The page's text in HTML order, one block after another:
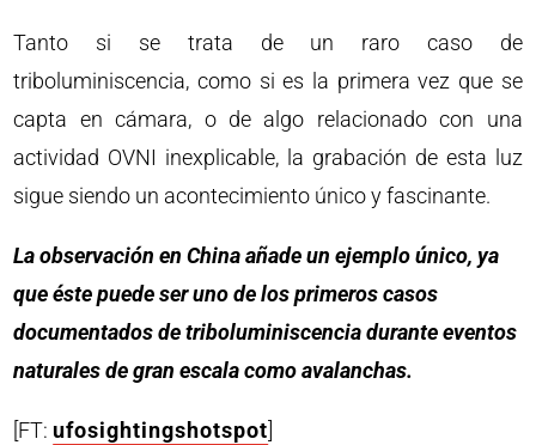
Tanto si se trata de un raro caso de
triboluminiscencia, como si es la primera vez que se
capta en cámara, o de algo relacionado con una
actividad OVNI inexplicable, la grabación de esta luz
sigue siendo un acontecimiento único y fascinante.
La observación en China añade un ejemplo único, ya
que éste puede ser uno de los primeros casos
documentados de triboluminiscencia durante eventos
naturales de gran escala como avalanchas.
[FT: ufosightingshotspot